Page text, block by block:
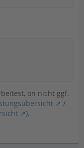
on nicht ggf.
/
).